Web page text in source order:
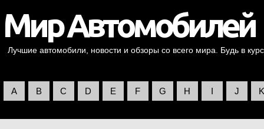
Лучшие автомобили, новости и обзоры со всего мира. Будь в
A B C D E F G H I J K